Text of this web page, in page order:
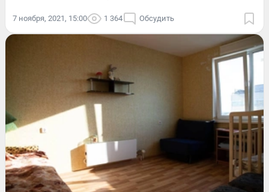
7 ноября, 2021, 15:00 1 364 Обсудить